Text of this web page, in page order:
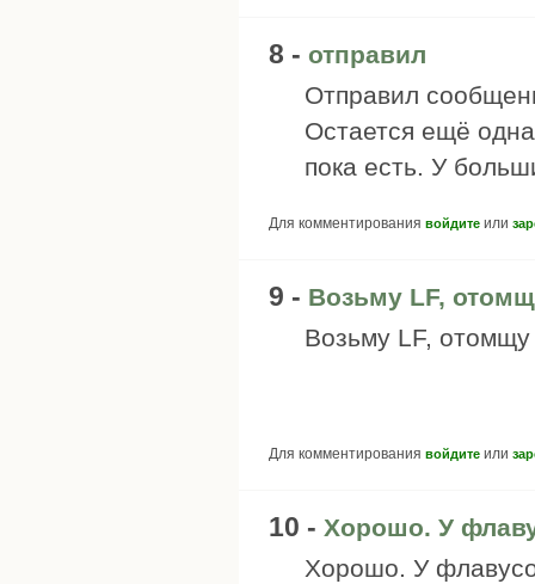
8 - отправил
Отправил
Остается ещё
пока есть. У
Для комментирования войдите или
9 - Возьму LF,
Возьму LF,
Для комментирования войдите или
10 - Хорошо. У
Хорошо. У